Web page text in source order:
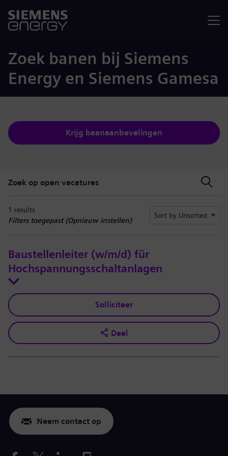
Zoek banen bij Siemens
Energy en Siemens Gamesa
Krijg baanaanbevelingen
Zoek op open vacatures
1 results
Filters toegepast (Opnieuw instellen)
Sort by Unsorted
Baustellenleiter (w/m/d) für
Hochspannungsschaltanlagen
Solliciteer
Deel
Neem contact op